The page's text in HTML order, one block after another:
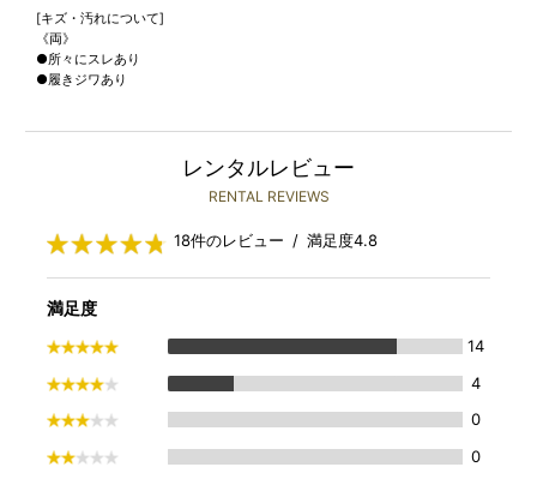
[キズ・汚れについて]
《両》
●所々にスレあり
●履きジワあり
レンタルレビュー
RENTAL REVIEWS
18件のレビュー / 満足度4.8
満足度
14
4
0
0